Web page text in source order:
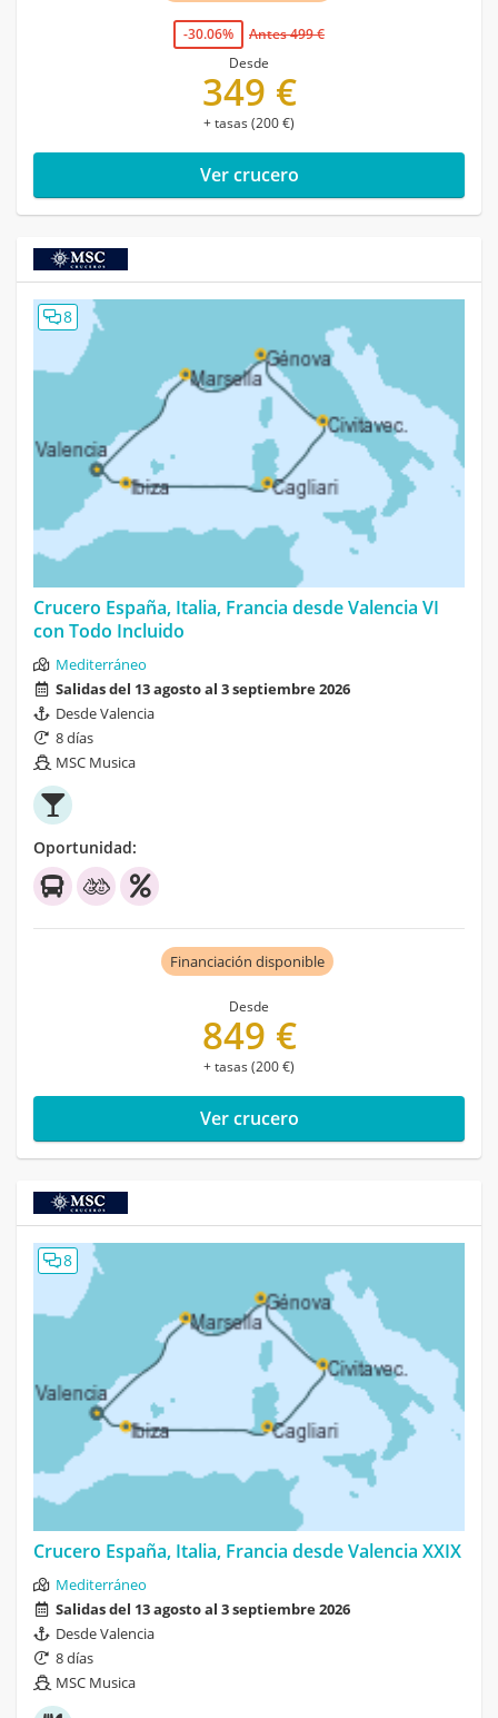
-30.06%
Antes 499 €
Desde
349 €
+ tasas (200 €)
Ver crucero
8
Crucero España, Italia, Francia desde Valencia VI
con Todo Incluido
Mediterráneo
Salidas del 13 agosto al 3 septiembre 2026
Desde Valencia
8 días
MSC Musica
Oportunidad:
Financiación disponible
Desde
849 €
+ tasas (200 €)
Ver crucero
8
Crucero España, Italia, Francia desde Valencia XXIX
Mediterráneo
Salidas del 13 agosto al 3 septiembre 2026
Desde Valencia
8 días
MSC Musica